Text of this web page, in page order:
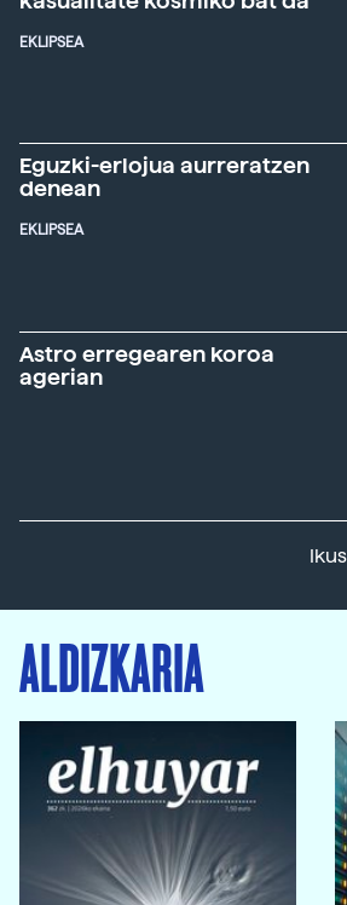
EKLIPSEA
Eguzki-erlojua aurreratzen
denean
EKLIPSEA
Astro erregearen koroa
agerian
ALDIZKARIA